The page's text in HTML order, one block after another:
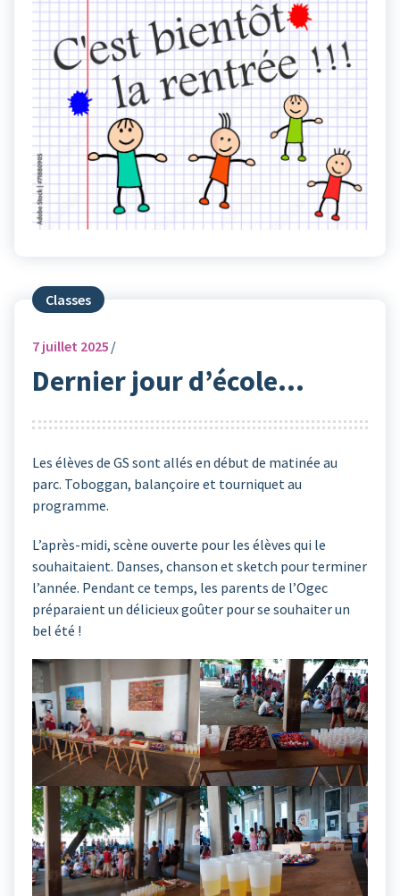
Classes
7 juillet 2025
Dernier jour d’école…
Les élèves de GS sont allés en début de matinée au
parc. Toboggan, balançoire et tourniquet au
programme.
L’après-midi, scène ouverte pour les élèves qui le
souhaitaient. Danses, chanson et sketch pour terminer
l’année. Pendant ce temps, les parents de l’Ogec
préparaient un délicieux goûter pour se souhaiter un
bel été !